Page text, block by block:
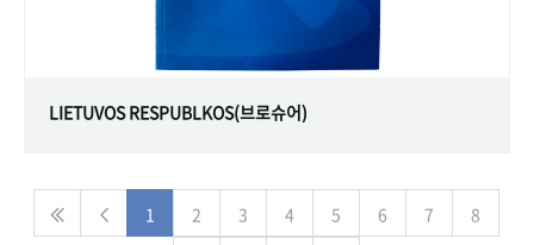
LIETUVOS RESPUBLKOS(브로슈어)
1 2 3 4 5 6 7 8